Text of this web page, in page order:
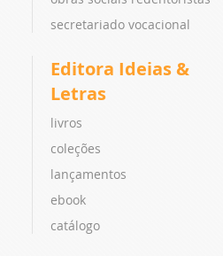
secretariado vocacional
Editora Ideias &
Letras
livros
coleções
lançamentos
ebook
catálogo